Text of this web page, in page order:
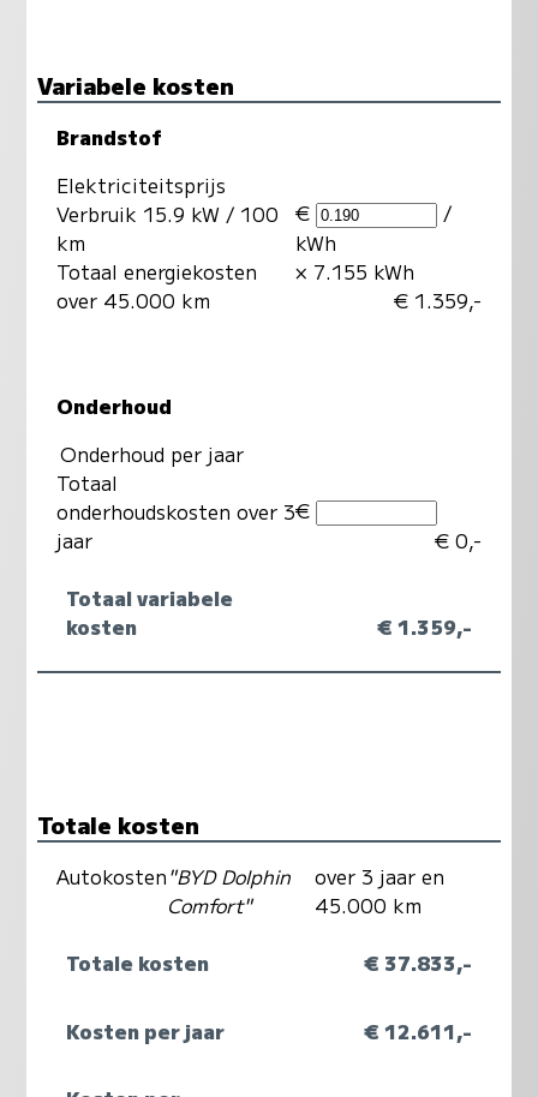
Variabele kosten
Brandstof
Elektriciteitsprijs
Verbruik 15.9 kW / 100
km
Totaal energiekosten
over 45.000 km
€
/
kWh
× 7.155 kWh
€ 1.359,-
Onderhoud
Onderhoud per jaar
Totaal
onderhoudskosten over 3
jaar
€
€ 0,-
Totaal variabele
kosten
€ 1.359,-
Totale kosten
Autokosten"BYD Dolphin
Comfort"
over 3 jaar en
45.000 km
Totale kosten € 37.833,-
Kosten per jaar € 12.611,-